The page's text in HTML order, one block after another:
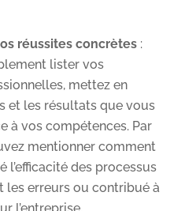
réussites concrètes:
lister vos
mettez en
et les résultats que vous
à vos compétences. Par
mentionner comment
l’efficacité des processus
les erreurs ou contribué à